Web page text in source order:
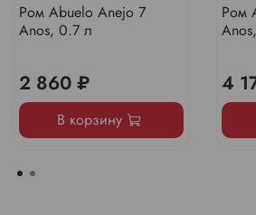
Ром Abuelo Anejo 7
Anos, 0.7 л
2 860 ₽
В корзину
Ром
4